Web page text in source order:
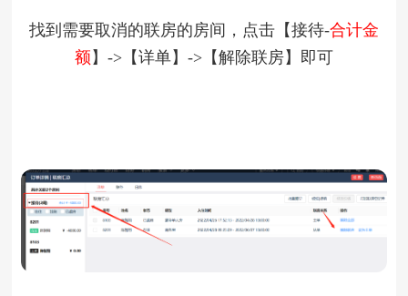
找到需要取消的联房的房间，点击【接待-合计金
额 】->【详单】->【解除联房】即可